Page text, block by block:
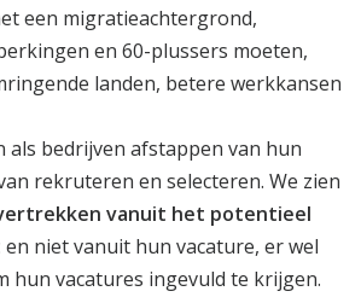
een migratieachtergrond,
en 60-plussers moeten,
landen, betere werkkansen
als bedrijven afstappen van hun
rekruteren en selecteren. We zien
vanuit het potentieel
en niet vanuit hun vacature, er wel
hun vacatures ingevuld te krijgen.